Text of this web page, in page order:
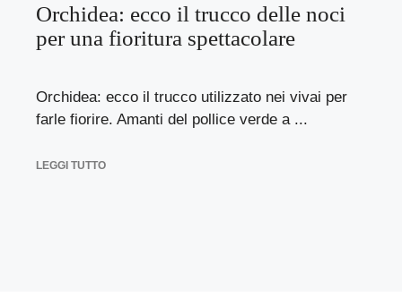
Orchidea: ecco il trucco delle noci
per una fioritura spettacolare
Orchidea: ecco il trucco utilizzato nei vivai per
farle fiorire. Amanti del pollice verde a ...
LEGGI TUTTO